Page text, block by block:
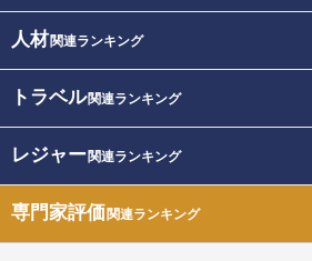
人材関連ランキング
トラベル関連ランキング
レジャー関連ランキング
専門家評価関連ランキング